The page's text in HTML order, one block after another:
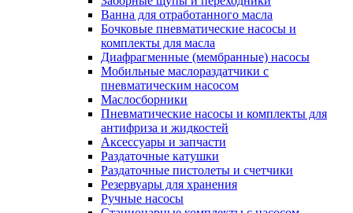
Ванна для отработанного масла
Бочковые пневматические насосы и
комплекты для масла
Диафрагменные (мембранные) насосы
Мобильные маслораздатчики с
пневматическим насосом
Маслосборники
Пневматические насосы и комплекты для
антифриза и жидкостей
Аксессуары и запчасти
Раздаточные катушки
Раздаточные пистолеты и счетчики
Резервуары для хранения
Ручные насосы